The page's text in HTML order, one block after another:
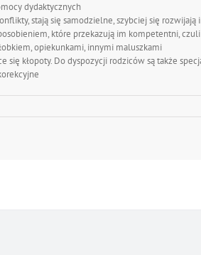
dydaktycznych
stają się samodzielne, szybciej się
które przekazują im kompetentni,
opiekunkami, innymi maluszkami
kłopoty. Do dyspozycji rodziców są także